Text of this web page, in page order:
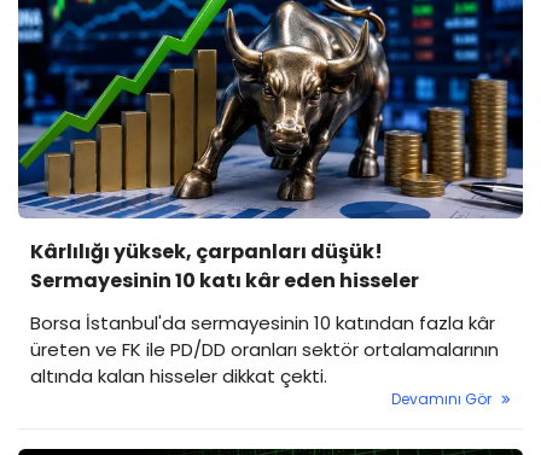
Kârlılığı yüksek, çarpanları düşük!
Sermayesinin 10 katı kâr eden hisseler
Borsa İstanbul'da sermayesinin 10 katından fazla kâr
üreten ve FK ile PD/DD oranları sektör ortalamalarının
altında kalan hisseler dikkat çekti.
Devamını Gör